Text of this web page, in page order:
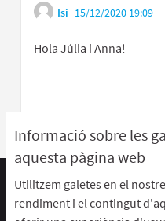
Informació sobre les
aquesta pàgina web
Utilitzem galetes en el
rendiment i el contingut
Isi 15/12/2020 19:09
Hola Júlia i Anna!
Termes
Descarrega els